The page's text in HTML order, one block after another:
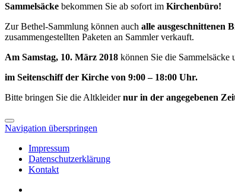
Sammelsäcke bekommen Sie ab sofort im Kirchenbüro!
Zur Bethel-Sammlung können auch alle ausgeschnittenen
zusammengestellten Paketen an Sammler verkauft.
Am Samstag, 10. März 2018 können Sie die
im Seitenschiff der Kirche von 9:00 – 18:00 Uhr.
Bitte bringen Sie die Altkleidernur in der angegebenen
Navigation überspringen
Impressum
Datenschutzerklärung
Kontakt